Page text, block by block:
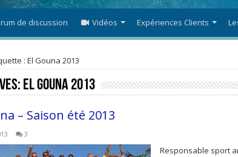
de discussion Vidéos Expériences Clients
: El Gouna 2013
El Gouna 2013
– Saison été 2013
3
Responsable sport